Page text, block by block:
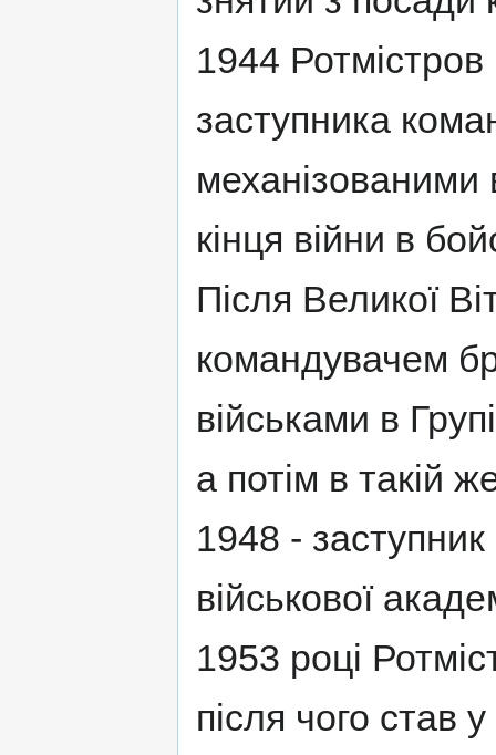
1944
заступника
механізованими
кінця війни в
Після Великої
командувачем
військами в
а потім в такій
1948 -
військової
1953 році
після чого став